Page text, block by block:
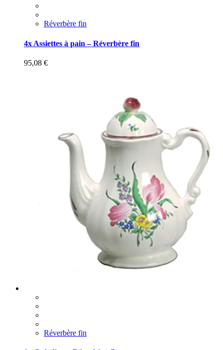
Réverbère fin
4x Assiettes à pain – Réverbère fin
95,08 €
Réverbère fin